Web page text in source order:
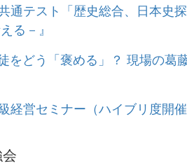
通テスト「歴史総合、日本史探
る－』
をどう「褒める」？ 現場の葛
営セミナー（ハイブリ度開催